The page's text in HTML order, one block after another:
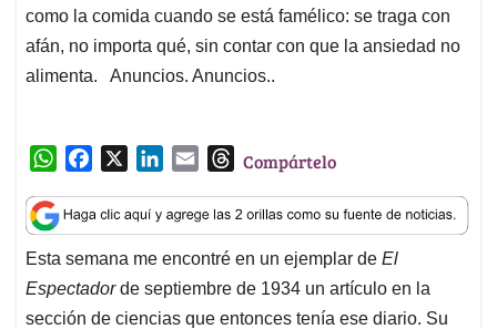
como la comida cuando se está famélico: se traga con
afán, no importa qué, sin contar con que la ansiedad no
alimenta. Anuncios. Anuncios..
W
a
t
s
A
p
c
e
b
o
o
n
k
e
d
I
a
i
l
T
r
e
a
d
s
Compártelo
Esta semana me encontré en un ejemplar de El
Espectadorde septiembre de 1934 un artículo en la
sección de ciencias que entonces tenía ese diario. Su